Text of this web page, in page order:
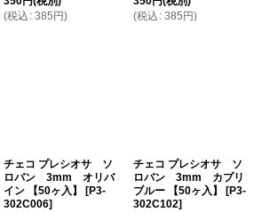
(税込 : 385 円)
(税込 : 385 円)
チェコ プレシオサ ソ
ロバン 3mm オリバ
イン 【50ヶ入】
[P3-
302C006]
チェコ プレシオサ ソ
ロバン 3mm カプリ
ブルー 【50ヶ入】
[P3-
302C102]